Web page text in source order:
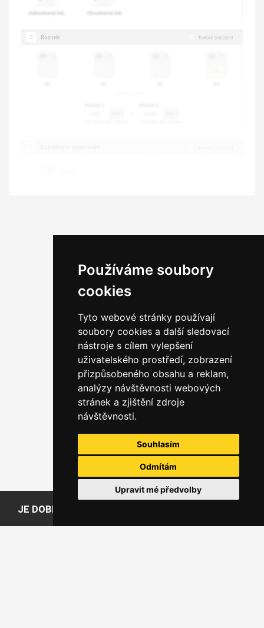
Používáme soubory
cookies
Tyto webové stránky používají
soubory cookies a další sledovací
nástroje s cílem vylepšení
uživatelského prostředí, zobrazení
přizpůsobeného obsahu a reklam,
analýzy návštěvnosti webových
stránek a zjištění zdroje
návštěvnosti.
Souhlasím
Odmítám
Upravit mé předvolby
JE DOBRÉ VĚDĚT
Slovníček pojmů